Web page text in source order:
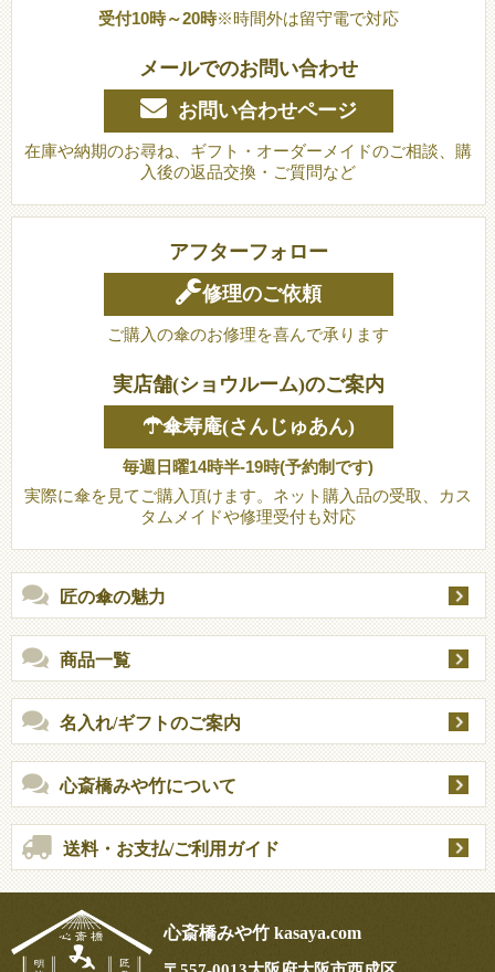
受付10時～20時※時間外は留守電で対応
メールでのお問い合わせ
お問い合わせページ
在庫や納期のお尋ね、ギフト・オーダーメイドのご相談、購
入後の返品交換・ご質問など
アフターフォロー
修理のご依頼
ご購入の傘のお修理を喜んで承ります
実店舗(ショウルーム)のご案内
☂傘寿庵(さんじゅあん)
毎週日曜14時半-19時(予約制です)
実際に傘を見てご購入頂けます。ネット購入品の受取、カス
タムメイドや修理受付も対応
匠の傘の魅力
商品一覧
名入れ/ギフトのご案内
心斎橋みや竹について
送料・お支払/ご利用ガイド
心斎橋みや竹 kasaya.com